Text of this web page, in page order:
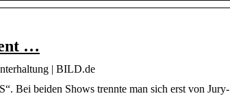
…
| BILD.de
Bei beiden Shows trennte man sich erst von Jury-